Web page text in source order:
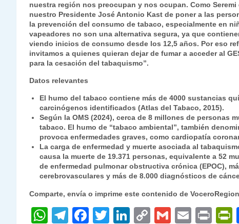
nuestra región nos preocupan y nos ocupan. Como
nuestro Presidente José Antonio Kast de poner a las
la prevención del consumo de tabaco, especialmente en
vapeadores no son una alternativa segura, ya que
viendo inicios de consumo desde los 12,5 años. Por eso
invitamos a quienes quieran dejar de fumar a acceder al
para la cesación del tabaquismo”.
Datos relevantes
El humo del tabaco contiene más de 4000 sustancias
carcinógenos identificados (Atlas del Tabaco, 2015).
Según la OMS (2024), cerca de 8 millones de personas
tabaco. El humo de “tabaco ambiental”, también
provoca enfermedades graves, como cardiopatía
La carga de enfermedad y muerte asociada al
causa la muerte de 19.371 personas, equivalente a 52
de enfermedad pulmonar obstructiva crónica (EPOC),
cerebrovasculares y más de 8.000 diagnósticos de
Comparte, envía o imprime este contenido de
W
T
F
T
Li
C
G
E
P